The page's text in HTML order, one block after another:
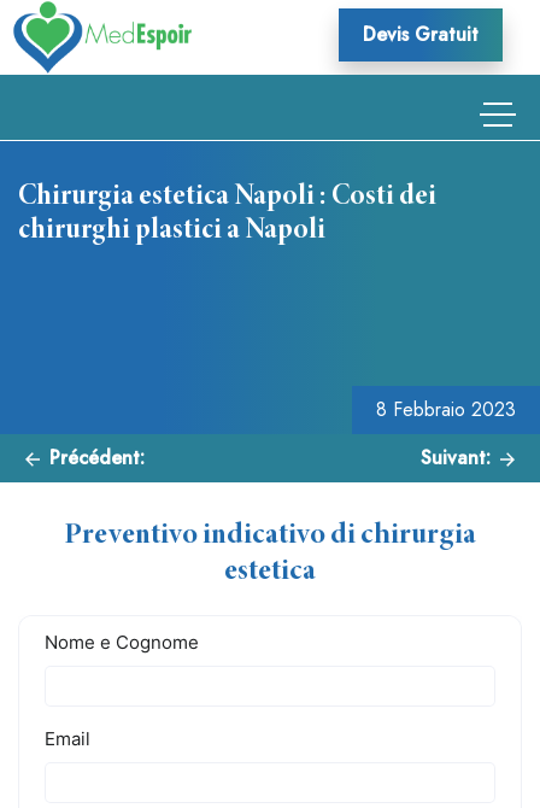
Skip
to
content
Devis Gratuit
Chirurgia estetica Napoli : Costi dei
chirurghi plastici a Napoli
8 Febbraio 2023
Précédent: Suivant:
Preventivo indicativo di chirurgia
estetica